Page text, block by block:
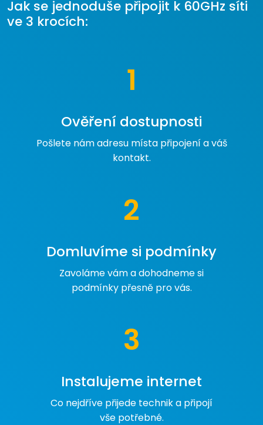
Jak se jednoduše připojit k 60GHz síti
ve 3 krocích:
1
Ověření dostupnosti
Pošlete nám adresu místa připojení a váš
kontakt.
2
Domluvíme si podmínky
Zavoláme vám a dohodneme si
podmínky přesně pro vás.
3
Instalujeme internet
Co nejdříve přijede technik a připojí
vše potřebné.